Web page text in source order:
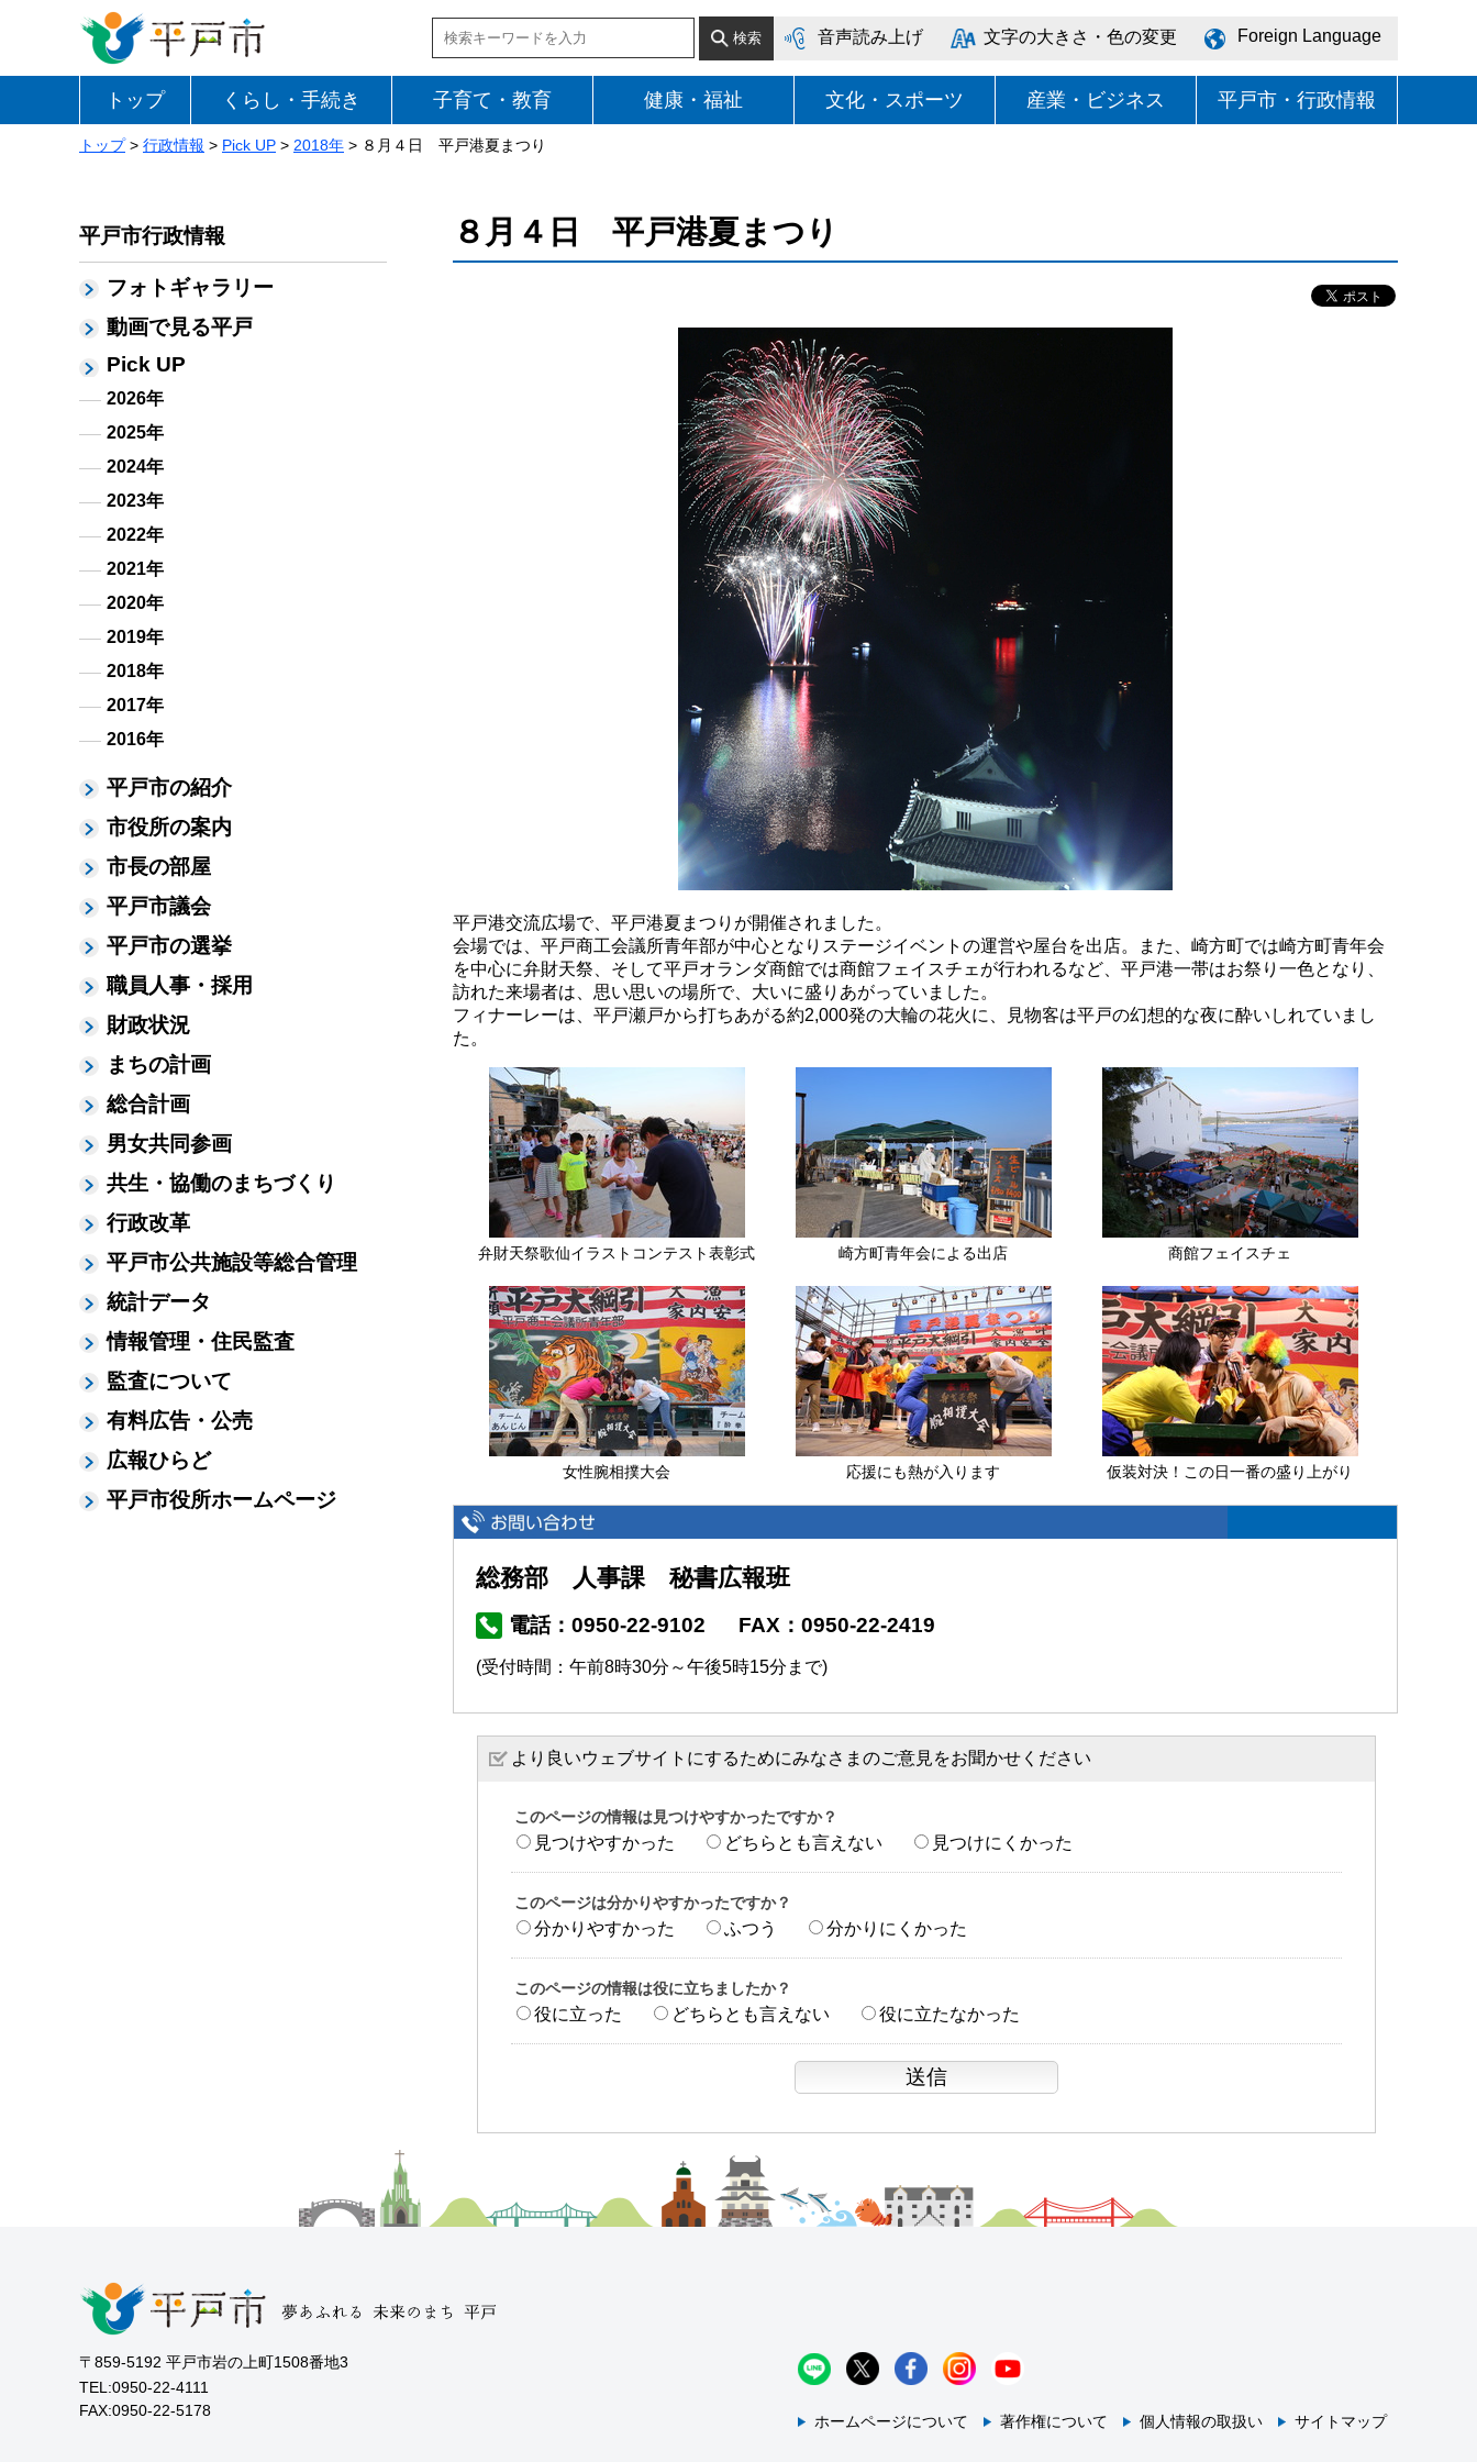
音声読み上げ 文字の大きさ・色の変更 Foreign Language
トップ くらし・手続き 子育て・教育 健康・福祉 文化・スポーツ 産業・ビジネス 平戸市・行政情報
トップ> 行政情報 > Pick UP > 2018年 > ８月４日 平戸港夏まつり
平戸市行政情報
フォトギャラリー
動画で見る平戸
Pick UP
2026年
2025年
2024年
2023年
2022年
2021年
2020年
2019年
2018年
2017年
2016年
平戸市の紹介
市役所の案内
市長の部屋
平戸市議会
平戸市の選挙
職員人事・採用
財政状況
まちの計画
総合計画
男女共同参画
共生・協働のまちづくり
行政改革
平戸市公共施設等総合管理
統計データ
情報管理・住民監査
監査について
有料広告・公売
広報ひらど
平戸市役所ホームページ
８月４日 平戸港夏まつり
平戸港交流広場で、平戸港夏まつりが開催されました。
会場では、平戸商工会議所青年部が中心となりステージイベントの運営や屋台を出店。また、崎方町では崎方町青年会
を中心に弁財天祭、そして平戸オランダ商館では商館フェイスチェが行われるなど、平戸港一帯はお祭り一色となり、
訪れた来場者は、思い思いの場所で、大いに盛りあがっていました。
フィナーレーは、平戸瀬戸から打ちあがる約2,000発の大輪の花火に、見物客は平戸の幻想的な夜に酔いしれていまし
た。
弁財天祭歌仙イラストコンテスト表彰式 崎方町青年会による出店 商館フェイスチェ
女性腕相撲大会 応援にも熱が入ります 仮装対決！この日一番の盛り上がり
総務部 人事課 秘書広報班
電話：0950-22-9102 FAX：0950-22-2419
(受付時間：午前8時30分～午後5時15分まで)
より良いウェブサイトにするためにみなさまのご意見をお聞かせください
このページの情報は見つけやすかったですか？
見つけやすかった どちらとも言えない 見つけにくかった
このページは分かりやすかったですか？
分かりやすかった ふつう 分かりにくかった
このページの情報は役に立ちましたか？
役に立った どちらとも言えない 役に立たなかった
〒859-5192 平戸市岩の上町1508番地3
TEL:0950-22-4111
FAX:0950-22-5178
ホームページについて 著作権について 個人情報の取扱い サイトマップ